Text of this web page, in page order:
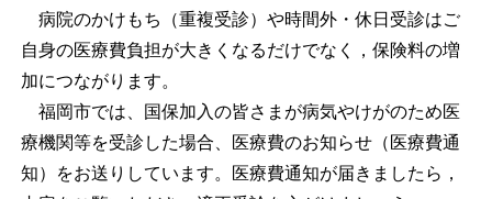
病院のかけもち（重複受診）や時間外・休日受診はご
自身の医療費負担が大きくなるだけでなく，保険料の増
加につながります。
福岡市では、国保加入の皆さまが病気やけがのため医
療機関等を受診した場合、医療費のお知らせ（医療費通
知）をお送りしています。医療費通知が届きましたら，